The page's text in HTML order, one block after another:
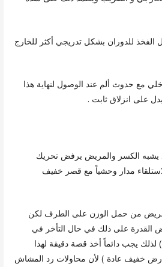
للدوران بشكل تدريجي أكثر للخارج
مع حدوث ألم عند الوصول لنهاية هذا
على انزلاق ثابت .
الكسر والمريض يرفض تحريك
مدار وحشياً مع قصر خفيف
من حمل الوزن على الطرف لكن
القدرة على ذلك في حال التأخر في
يجب دائماً أخذ قصة دقيقة لهذا
( رض خفيف عادة ) لأن محاولات رد المشاش